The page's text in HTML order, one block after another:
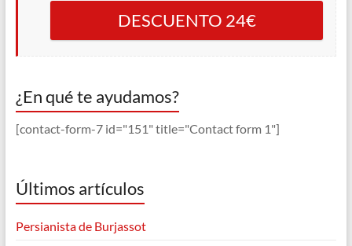
DESCUENTO 24€
¿En qué te ayudamos?
[contact-form-7 id="151" title="Contact form 1"]
Últimos artículos
Persianista de Burjassot